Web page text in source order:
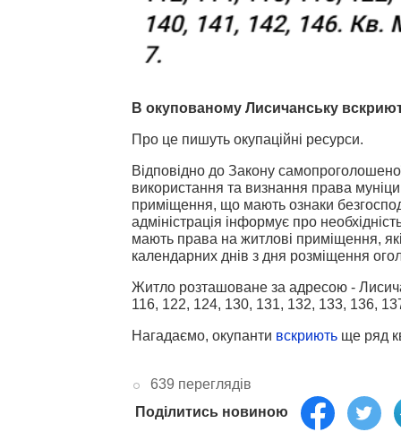
В окупованому Лисичанську
Про це пишуть окупаційні ресурси.
Відповідно до Закону
використання та визнання права
приміщення, що мають ознаки
адміністрація інформує про
мають права на житлові приміщення,
календарних днів з дня розміщення
Житло розташоване за адресою -
116, 122, 124, 130, 131, 132, 133, 136,
Нагадаємо, окупанти вскриють ще ряд
639 переглядів
Поділитись новиною